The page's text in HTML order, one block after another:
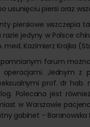
usunięciu piersi oraz
piersiowe wszczepia
razie jedyny w Polsce
med. Kazimierz Krajka
forum
operacjami. Jednym z
prof. dr hab.
Polecana jest
w Warszawie
gabinet – Baranowska